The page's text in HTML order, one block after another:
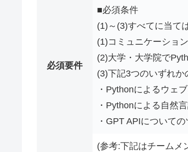
必須要件
■必須条件
(1)～(3)すべてに当て
(1)コミュニケーショ
(2)大学・大学院で
(3)下記3つのいずれか
・Pythonによるウェ
・Pythonによる自然
・GPT APIについて
(参考:下記はチームメ